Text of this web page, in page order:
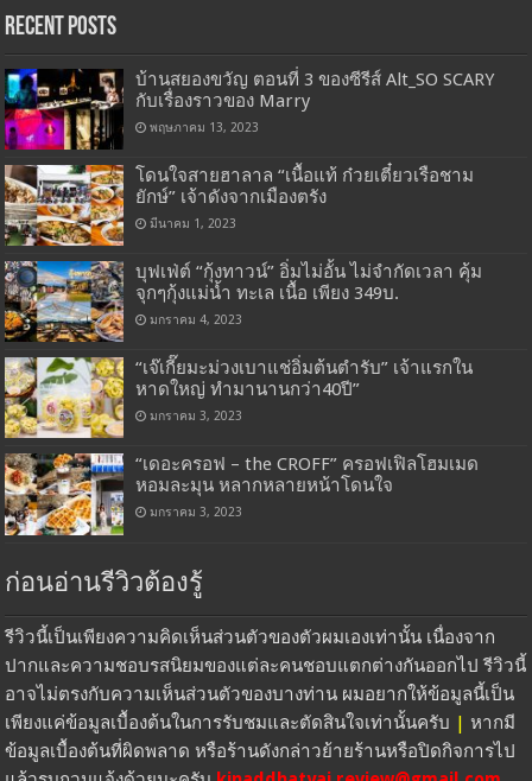
Recent Posts
บ้านสยองขวัญ ตอนที่ 3 ของซีรีส์ Alt_SO SCARY
กับเรื่องราวของ Marry
พฤษภาคม 13, 2023
โดนใจสายฮาลาล “เนื้อแท้ ก๋วยเตี๋ยวเรือชาม
ยักษ์” เจ้าดังจากเมืองตรัง
มีนาคม 1, 2023
บุฟเฟ่ต์ “กุ้งทาวน์” อิ่มไม่อั้น ไม่จำกัดเวลา คุ้ม
จุกๆกุ้งแม่น้ำ ทะเล เนื้อ เพียง 349บ.
มกราคม 4, 2023
“เจ๊เกี๊ยมะม่วงเบาแช่อิ่มต้นตำรับ” เจ้าแรกใน
หาดใหญ่ ทำมานานกว่า40ปี”
มกราคม 3, 2023
“เดอะครอฟ – the CROFF” ครอฟเฟิลโฮมเมด
หอมละมุน หลากหลายหน้าโดนใจ
มกราคม 3, 2023
ก่อนอ่านรีวิวต้องรู้
รีวิวนี้เป็นเพียงความคิดเห็นส่วนตัวของตัวผมเองเท่านั้น เนื่องจาก
ปากและความชอบรสนิยมของแต่ละคนชอบแตกต่างกันออกไป รีวิวนี้
อาจไม่ตรงกับความเห็นส่วนตัวของบางท่าน ผมอยากให้ข้อมูลนี้เป็น
เพียงแค่ข้อมูลเบื้องต้นในการรับชมและตัดสินใจเท่านั้นครับ | หากมี
ข้อมูลเบื้องต้นที่ผิดพลาด หรือร้านดังกล่าวย้ายร้านหรือปิดกิจการไป